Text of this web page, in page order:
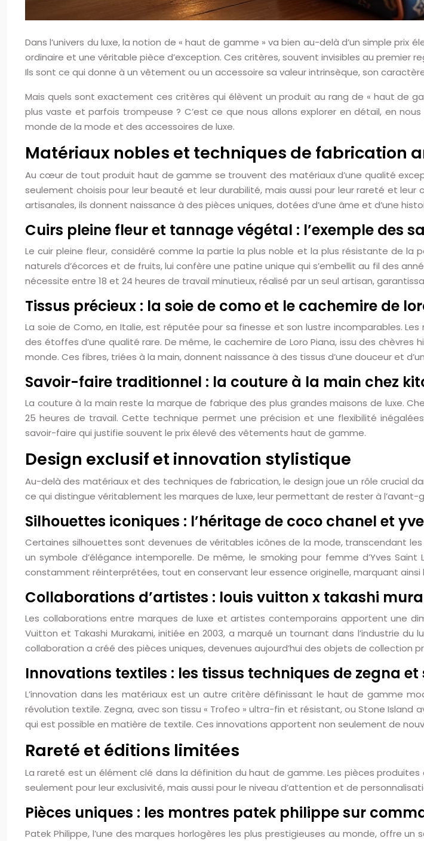
Dans l’univers du luxe, la notion de « haut de gamme » va bien au-delà d’un simple
ordinaire et une véritable pièce d’exception. Ces critères, souvent invisibles au premier
Ils sont ce qui donne à un vêtement ou un accessoire sa valeur intrinsèque, son
Mais quels sont exactement ces critères qui élèvent un produit au rang de « haut de
plus vaste et parfois trompeuse ? C’est ce que nous allons explorer en détail, en
monde de la mode et des accessoires de luxe.
Matériaux nobles et techniques de fabrication
Au cœur de tout produit haut de gamme se trouvent des matériaux d’une qualité
seulement choisis pour leur beauté et leur durabilité, mais aussi pour leur rareté et
artisanales, ils donnent naissance à des pièces uniques, dotées d’une âme et d’une
Cuirs pleine fleur et tannage végétal : l’exemple des
Le cuir pleine fleur, considéré comme la partie la plus noble et la plus résistante de
naturels d’écorces et de fruits, lui confère une patine unique qui s’embellit au fil des
nécessite entre 18 et 24 heures de travail minutieux, réalisé par un seul artisan,
Tissus précieux : la soie de como et le cachemire de
La soie de Como, en Italie, est réputée pour sa finesse et son lustre incomparables.
des étoffes d’une qualité rare. De même, le cachemire de Loro Piana, issu des
monde. Ces fibres, triées à la main, donnent naissance à des tissus d’une douceur et
Savoir-faire traditionnel : la couture à la main chez
La couture à la main reste la marque de fabrique des plus grandes maisons de luxe.
25 heures de travail. Cette technique permet une précision et une flexibilité
savoir-faire qui justifie souvent le prix élevé des vêtements haut de gamme.
Design exclusif et innovation stylistique
Au-delà des matériaux et des techniques de fabrication, le design joue un rôle crucial
ce qui distingue véritablement les marques de luxe, leur permettant de rester à
Silhouettes iconiques : l’héritage de coco chanel et
Certaines silhouettes sont devenues de véritables icônes de la mode, transcendant
un symbole d’élégance intemporelle. De même, le smoking pour femme d’Yves
constamment réinterprétées, tout en conservant leur essence originelle, marquant ainsi
Collaborations d’artistes : louis vuitton x takashi
Les collaborations entre marques de luxe et artistes contemporains apportent une
Vuitton et Takashi Murakami, initiée en 2003, a marqué un tournant dans l’industrie
collaboration a créé des pièces uniques, devenues aujourd’hui des objets de collection
Innovations textiles : les tissus techniques de zegna
L’innovation dans les matériaux est un autre critère définissant le haut de gamme
révolution textile. Zegna, avec son tissu « Trofeo » ultra-fin et résistant, ou Stone
qui est possible en matière de textile. Ces innovations apportent non seulement de
Rareté et éditions limitées
La rareté est un élément clé dans la définition du haut de gamme. Les pièces
seulement pour leur exclusivité, mais aussi pour le niveau d’attention et de
Pièces uniques : les montres patek philippe sur
Patek Philippe, l’une des marques horlogères les plus prestigieuses au monde, offre